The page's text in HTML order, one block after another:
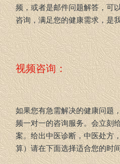
频，或者是邮件问题解答，可
咨询，满足您的健康需求，是
视频咨询：
如果您有急需解决的健康问题
频一对一的咨询服务。会立刻
案。给出中医诊断，中医处方
算）请在下面选择适合您的时